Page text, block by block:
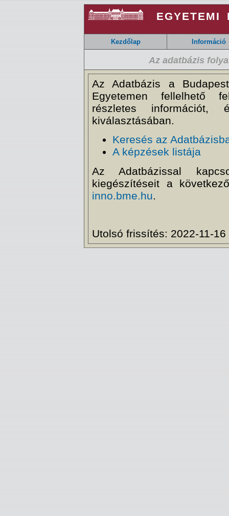
EGYETEMI
Kezdőlap Információ
Az adatbázis
Az Adatbázis a
Egyetemen fellelhető
részletes
kiválasztásában.
Keresés az
A képzések listája
Az Adatbázissal
kiegészítéseit a
inno.bme.hu.
Utolsó frissítés: 2022-11-